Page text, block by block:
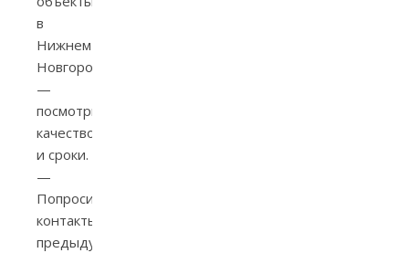
в
Нижнем
Новгороде
—
посмотрите
качество
и сроки.
—
Попросите
контакты
предыдущих